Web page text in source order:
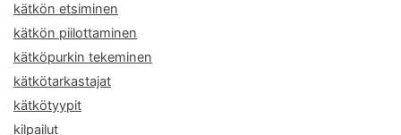
kätkön etsiminen
kätkön piilottaminen
kätköpurkin tekeminen
kätkötarkastajat
kätkötyypit
kilpailut